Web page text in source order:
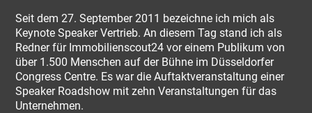
Seit dem 27. September 2011 bezeichne ich mich als
Keynote Speaker Vertrieb. An diesem Tag stand ich als
Redner für Immobilienscout24 vor einem Publikum von
über 1.500 Menschen auf der Bühne im Düsseldorfer
Congress Centre. Es war die Auftaktveranstaltung einer
Speaker Roadshow mit zehn Veranstaltungen für das
Unternehmen.